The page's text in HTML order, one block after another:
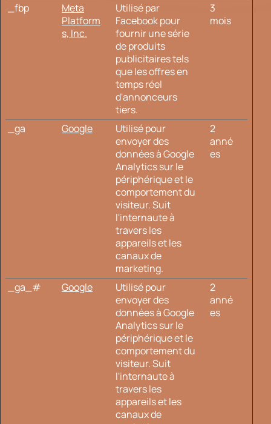
_fbp
Meta
Platform
s, Inc.
Utilisé par
Facebook pour
fournir une série
de produits
publicitaires tels
que les offres en
temps réel
d'annonceurs
tiers.
3
mois
_ga Google
Utilisé pour
envoyer des
données à Google
Analytics sur le
périphérique et le
comportement du
visiteur. Suit
l'internaute à
travers les
appareils et les
canaux de
marketing.
2
anné
es
_ga_# Google
Utilisé pour
envoyer des
données à Google
Analytics sur le
périphérique et le
comportement du
visiteur. Suit
l'internaute à
travers les
appareils et les
canaux de
2
anné
es